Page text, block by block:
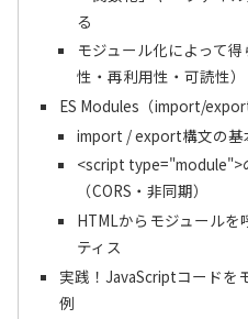
る
モジュール化によって
性・再利用性・可読性）
ES Modules（import/
import / export構文の基
<script type="module">
（CORS・非同期）
HTMLからモジュールを
ティス
実践！JavaScriptコードを
例